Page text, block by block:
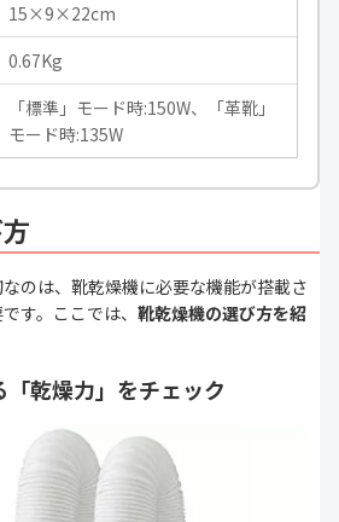
15×9×22cm
0.67Kg
「標準」モード時:150W、「革靴」
モード時:135W
のは、靴乾燥機に必要な機能が搭載さ
す。ここでは、 靴乾燥機の選び方を紹
乾燥力」をチェック